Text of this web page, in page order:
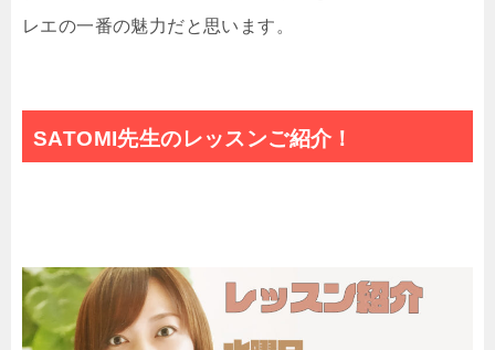
レエの一番の魅力だと思います。
SATOMI先生のレッスンご紹介！